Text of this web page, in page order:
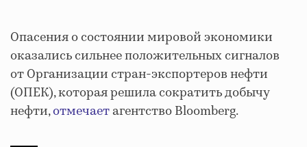
Опасения о состоянии мировой экономики
оказались сильнее положительных сигналов
от Организации стран-экспортеров нефти
(ОПЕК), которая решила сократить добычу
нефти,отмечаетагентство Bloomberg.